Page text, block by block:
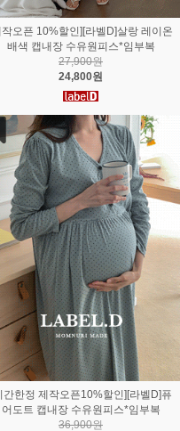
벨D]캡내장 긴팔사랑가득 수유롱원
피스*임부복
26,700원
23,900원